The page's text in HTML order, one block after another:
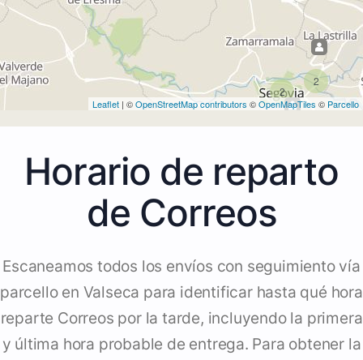
2
2
Leaflet | ©OpenStreetMap contributors ©OpenMapTiles © Parcello
Horario de reparto
de Correos
Escaneamos todos los envíos con seguimiento vía
parcello en Valseca para identificar hasta qué hora
reparte Correos por la tarde, incluyendo la primera
y última hora probable de entrega. Para obtener la